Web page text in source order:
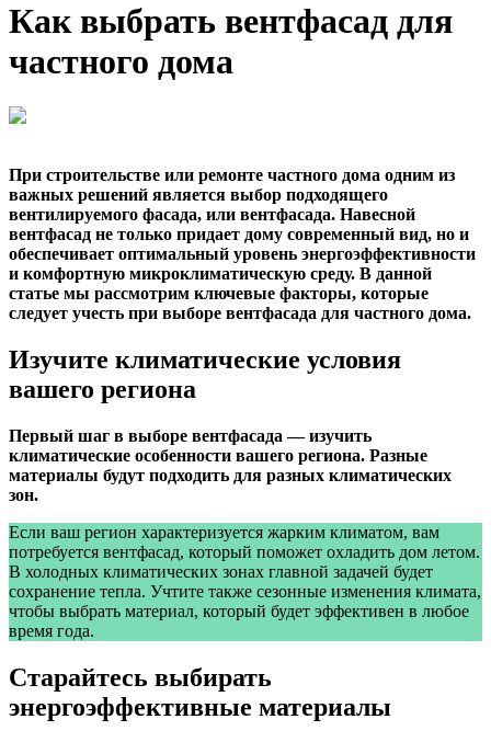
Как выбрать вентфасад для
частного дома
При строительстве или ремонте частного дома одним из
важных решений является выбор подходящего
вентилируемого фасада, или вентфасада. Навесной
вентфасад не только придает дому современный вид, но и
обеспечивает оптимальный уровень энергоэффективности
и комфортную микроклиматическую среду. В данной
статье мы рассмотрим ключевые факторы, которые
следует учесть при выборе вентфасада для частного дома.
Изучите климатические условия
вашего региона
Первый шаг в выборе вентфасада — изучить
климатические особенности вашего региона. Разные
материалы будут подходить для разных климатических
зон.
Если ваш регион характеризуется жарким климатом, вам
потребуется вентфасад, который поможет охладить дом летом.
В холодных климатических зонах главной задачей будет
сохранение тепла. Учтите также сезонные изменения климата,
чтобы выбрать материал, который будет эффективен в любое
время года.
Старайтесь выбирать
энергоэффективные материалы